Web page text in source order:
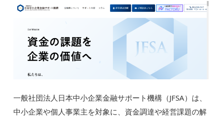
一般社団法人日本中小企業金融サポート機構（JFSA）は、
中小企業や個人事業主を対象に、資金調達や経営課題の解